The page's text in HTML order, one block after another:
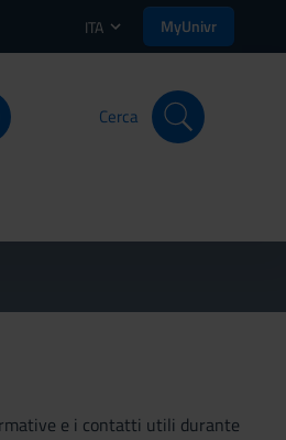
ITA MyUnivr
Cerca
e i contatti utili durante